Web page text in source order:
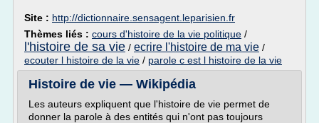
Site : http://dictionnaire.sensagent.leparisien.fr
Thèmes liés : cours d'histoire de la vie politique /
l'histoire de sa vie / ecrire l'histoire de ma vie /
ecouter l histoire de la vie / parole c est l histoire de la vie
Histoire de vie — Wikipédia
Les auteurs expliquent que l'histoire de vie permet de
donner la parole à des entités qui n'ont pas toujours